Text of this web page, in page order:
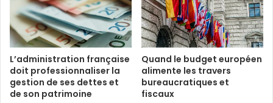
L’administration française
doit professionnaliser la
gestion de ses dettes et
de son patrimoine
Quand le budget européen
alimente les travers
bureaucratiques et
fiscaux